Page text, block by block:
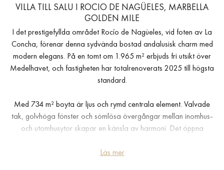
VILLA TILL SALU I ROCIO DE NAGÜELES, MARBELLA
GOLDEN MILE
I det prestigefyllda området Rocío de Nagüeles, vid foten av La
Concha, förenar denna sydvända bostad andalusisk charm med
modern elegans. På en tomt om 1.965 m² erbjuds fri utsikt över
Medelhavet, och fastigheten har totalrenoverats 2025 till högsta
standard.
Med 734 m² boyta är ljus och rymd centrala element. Valvade
tak, golvhöga fönster och sömlösa övergångar mellan inomhus-
och utomhusytor skapar en känsla av harmoni. Det öppna
designkök med köksö — hemmets hjärta. Fem rymliga
Läs mer